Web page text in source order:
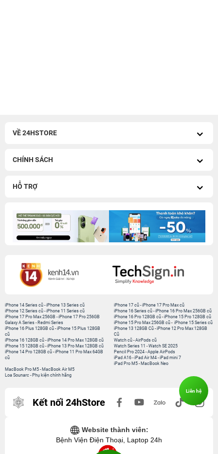
VỀ 24HSTORE
CHÍNH SÁCH
HỖ TRỢ
iPhone 14 Series cũ -iPhone 13 Series cũ
iPhone 12 Series cũ -iPhone 11 Series cũ
iPhone 17 Pro Max 256GB -iPhone 17 Pro 256GB
Galaxy A Series - Redmi Series
iPhone 17 cũ -iPhone 17 Pro Max cũ
iPhone 16 Series cũ - iPhone 16 Pro Max 256GB cũ
iPhone 16 Pro 128GB cũ -iPhone 15 Pro 128GB cũ
iPhone 15 Pro Max 256GB cũ - iPhone 15 Series cũ
iPhone 16 Plus 128GB cũ -iPhone 15 Plus 128GB
cũ
iPhone 16 128GB cũ -iPhone 14 Pro Max 128GB cũ
iPhone 15 128GB cũ -iPhone 13 Pro Max 128GB cũ
iPhone 14 Pro 128GB cũ -iPhone 11 Pro Max 64GB
cũ
iPhone 13 128GB Cũ -iPhone 12 Pro Max 128GB
Cũ
Watch cũ -AirPods cũ
Watch Series 11 -Watch SE 2025
Pencil Pro 2024 -Apple AirPods
iPad A16 -iPad Air M4 -iPad mini 7
iPad Pro M5 - MacBook Neo
MacBook Pro M5 - MacBook Air M5
Loa Sounarc - Phụ kiện chính hãng
Kết nối 24hStore
Website thành viên:
Bệnh Viện Điện Thoại, Laptop 24h
Liên hệ